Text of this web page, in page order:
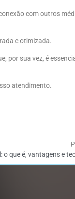
com outros
e otimizada.
por sua vez, é
atendimento.
o que é, vantagens e